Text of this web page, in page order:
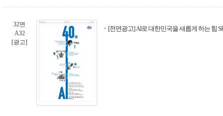
32면
A32
[광고]
[전면광고] AI로 대한민국을 새롭게 하는 힘